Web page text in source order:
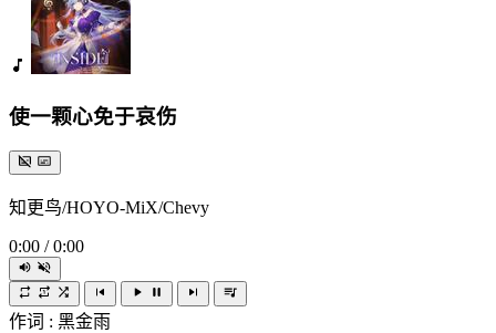
使一颗心免于哀伤
知更鸟/HOYO-MiX/Chevy
0:00 / 0:00
作词 : 黑金雨